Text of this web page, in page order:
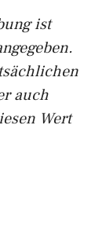
ist
auch
Wert